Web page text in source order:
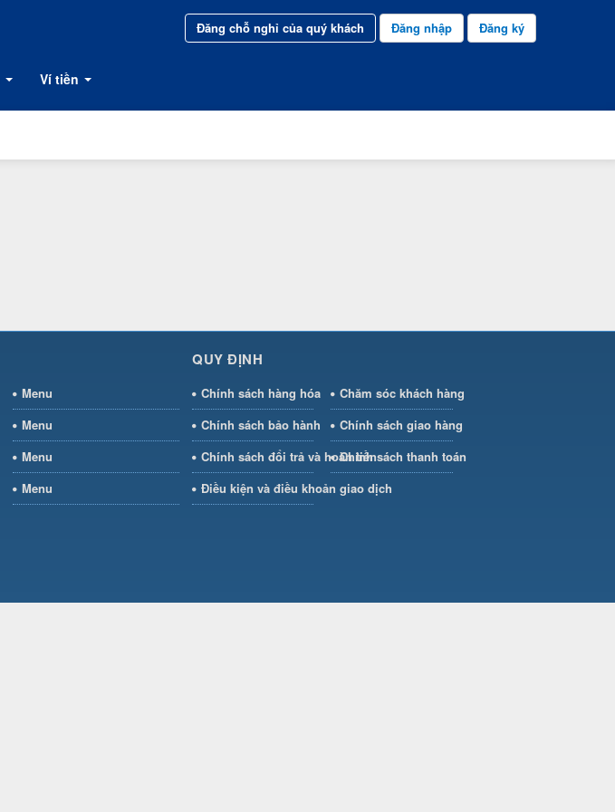
Đăng chỗ nghỉ của quý khách Đăng nhập Đăng ký
Ví tiền
Menu
Menu
Menu
Menu
QUY ĐỊNH
Chính sách hàng hóa
Chăm sóc khách hàng
Chính sách bảo hành
Chính sách giao hàng
Chính sách đổi trả và hoàn tiềnChính sách thanh toán
Điều kiện và điều khoản giao dịch